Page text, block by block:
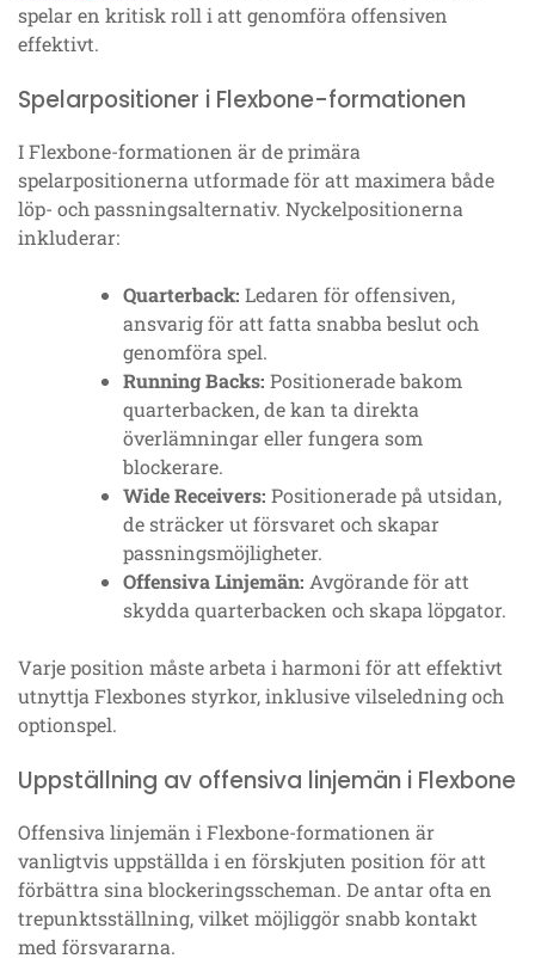
spelar en kritisk roll i att genomföra offensiven
effektivt.
Spelarpositioner i Flexbone-formationen
I Flexbone-formationen är de primära
spelarpositionerna utformade för att maximera både
löp- och passningsalternativ. Nyckelpositionerna
inkluderar:
Quarterback: Ledaren för offensiven,
ansvarig för att fatta snabba beslut och
genomföra spel.
Running Backs: Positionerade bakom
quarterbacken, de kan ta direkta
överlämningar eller fungera som
blockerare.
Wide Receivers: Positionerade på utsidan,
de sträcker ut försvaret och skapar
passningsmöjligheter.
Offensiva Linjemän: Avgörande för att
skydda quarterbacken och skapa löpgator.
Varje position måste arbeta i harmoni för att effektivt
utnyttja Flexbones styrkor, inklusive vilseledning och
optionspel.
Uppställning av offensiva linjemän i Flexbone
Offensiva linjemän i Flexbone-formationen är
vanligtvis uppställda i en förskjuten position för att
förbättra sina blockeringsscheman. De antar ofta en
trepunktsställning, vilket möjliggör snabb kontakt
med försvararna.